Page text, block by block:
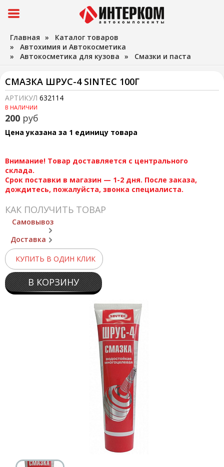
Главная » Каталог товаров
» Автохимия и Автокосметика
» Автокосметика для кузова » Смазки и паста
СМАЗКА ШРУС-4 SINTEC 100Г
АРТИКУЛ 632114
В НАЛИЧИИ
200 руб
Цена указана за 1 единицу товара
Внимание! Товар доставляется с центрального
склада.
Срок поставки в магазин — 1-2 дня. После заказа,
дождитесь, пожалуйста, звонка специалиста.
КАК ПОЛУЧИТЬ ТОВАР
Самовывоз
Доставка
КУПИТЬ В ОДИН КЛИК
В КОРЗИНУ